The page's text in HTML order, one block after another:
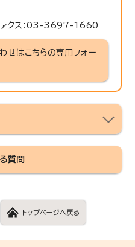
クス：03-3697-1660
せはこちらの専用フォー
質問
トップページへ戻る